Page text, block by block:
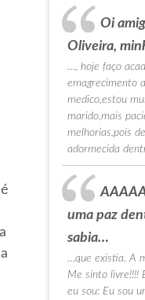
Oi
Oliveira,
…, hoje faço
emagrecimento
medico,estou
marido,mais
melhorias,pois
adormecida
uma paz
sabia…
…que existia. A
Me sinto livre!!!!
eu sou: Eu sou